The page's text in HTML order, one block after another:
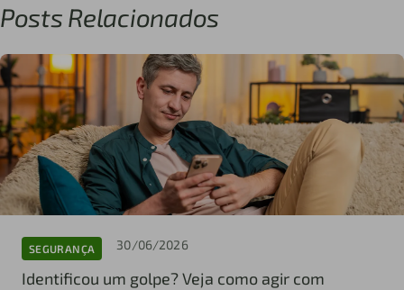
Posts Relacionados
SEGURANÇA 30/06/2026
Identificou um golpe? Veja como agir com